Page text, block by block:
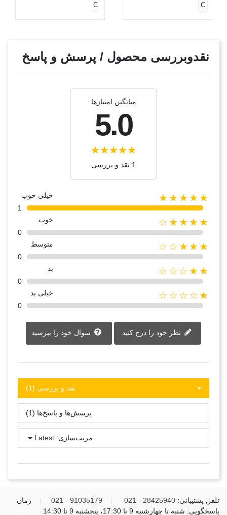
C
C
نقدوبررسی محصول / پرسش و پاسخ
میانگین امتیازها
5.0
1 نقد و بررسی
★★★★★
خیلی خوب
1
★★★★☆
خوب
0
★★★☆☆
متوسط
0
★★☆☆☆
بد
0
★☆☆☆☆
خیلی بد
0
سوال خود را بپرسید
نقد و بررسی‌‌ (1)
پرسش‌ها و پاسخ‌ها (1)
مرتب‌سازی: Latest
تلفن پشتیبانی: 28425940 - 021
91035179 - 021
زمان
پاسخگویی: شنبه تا چهارشنبه 9 تا 17:30، پنجشنبه 9 تا 14:30